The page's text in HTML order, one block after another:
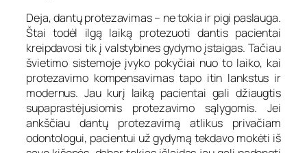
Deja, dantų protezavimas – ne tokia ir pigi paslauga.
Štai todėl ilgą laiką protezuoti dantis pacientai
kreipdavosi tik į valstybines gydymo įstaigas. Tačiau
švietimo sistemoje įvyko pokyčiai nuo to laiko, kai
protezavimo kompensavimas tapo itin lankstus ir
modernus. Jau kurį laiką pacientai gali džiaugtis
supaprastėjusiomis protezavimo sąlygomis. Jei
ankščiau dantų protezavimą atlikus privačiam
odontologui, pacientui už gydymą tekdavo mokėti iš